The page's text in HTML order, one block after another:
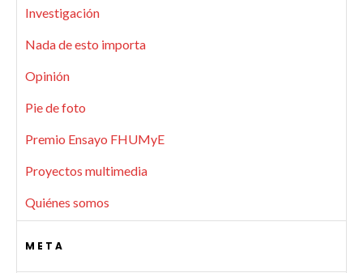
Investigación
Nada de esto importa
Opinión
Pie de foto
Premio Ensayo FHUMyE
Proyectos multimedia
Quiénes somos
META